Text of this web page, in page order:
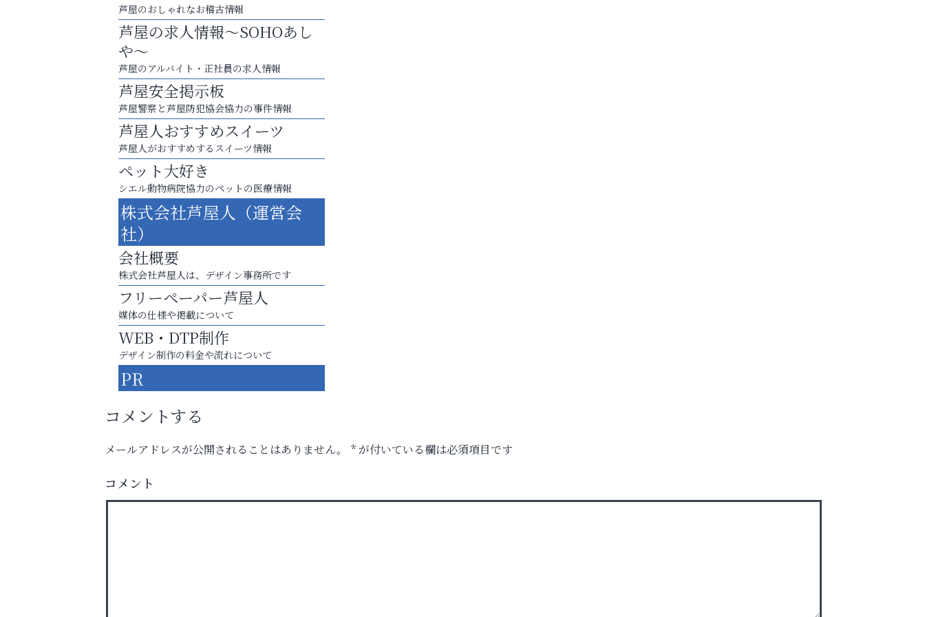
査定のプロが心を込めて出張査定
ご不要品の売却はトレファク出張買取へ
阪神相続相談協会
「相続」無料相談会カフェ
杉塾 芦屋校
芦屋のおしゃれなお稽古情報
芦屋の求人情報～SOHOあし
や～
芦屋のアルバイト・正社員の求人情報
芦屋安全掲示板
芦屋警察と芦屋防犯協会協力の事件情報
芦屋人おすすめスイーツ
芦屋人がおすすめするスイーツ情報
ペット大好き
シエル動物病院協力のペットの医療情報
株式会社芦屋人（運営会
社）
会社概要
株式会社芦屋人は、デザイン事務所です
フリーペーパー芦屋人
媒体の仕様や掲載について
WEB・DTP制作
デザイン制作の料金や流れについて
PR
コメントする
メールアドレスが公開されることはありません。 *が付いている欄は必須項目です
コメント